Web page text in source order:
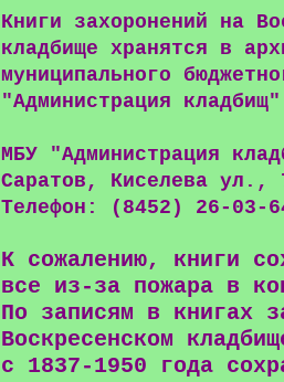
Книги захоронений на
кладбище хранятся в
муниципального
"Администрация
МБУ "Администрация
Саратов, Киселева ул.,
Телефон: (8452) 26-03-
К сожалению, книги
все из-за пожара в
По записям в книгах
Воскресенском
с 1837-1950 года